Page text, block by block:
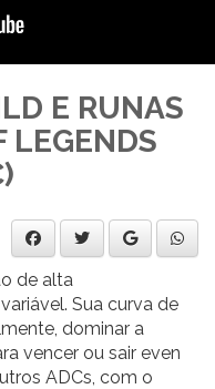
E RUNAS
LEGENDS
de alta
Sua curva de
dominar a
vencer ou sair even
ADCs, com o